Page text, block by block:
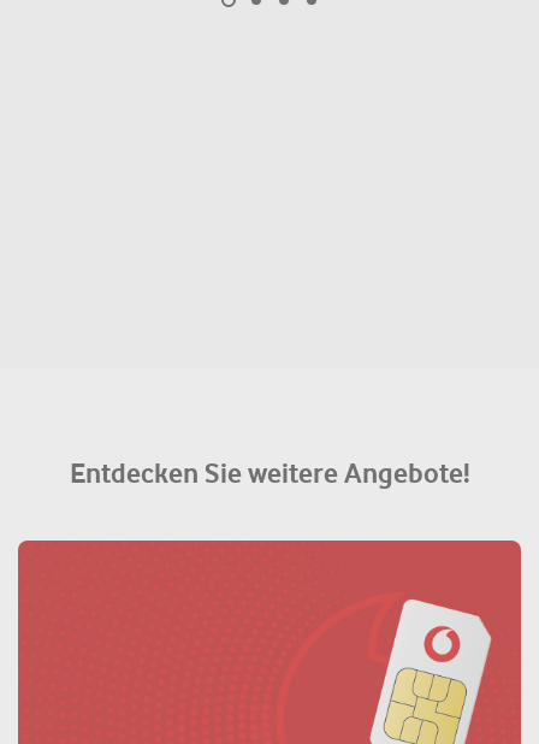
Entdecken Sie weitere Angebote!